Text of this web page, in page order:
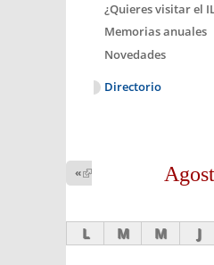
¿Quieres visitar el
Memorias anuales
Novedades
Directorio
«
external)
L M M J